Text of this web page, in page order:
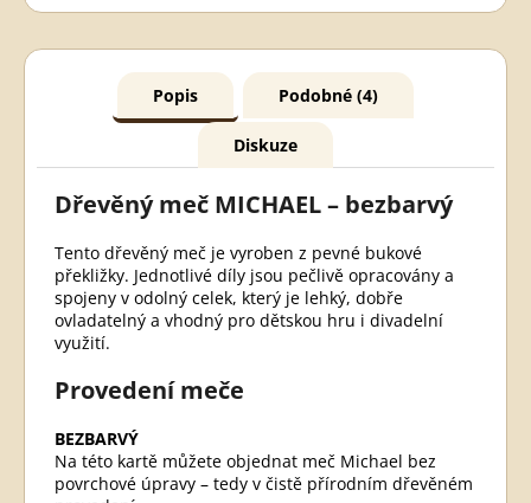
Popis Podobné (4)
Diskuze
Dřevěný meč MICHAEL – bezbarvý
Tento dřevěný meč je vyroben z pevné bukové
překližky. Jednotlivé díly jsou pečlivě opracovány a
spojeny v odolný celek, který je lehký, dobře
ovladatelný a vhodný pro dětskou hru i divadelní
využití.
Provedení meče
BEZBARVÝ
Na této kartě můžete objednat meč Michael bez
povrchové úpravy – tedy v čistě přírodním dřevěném